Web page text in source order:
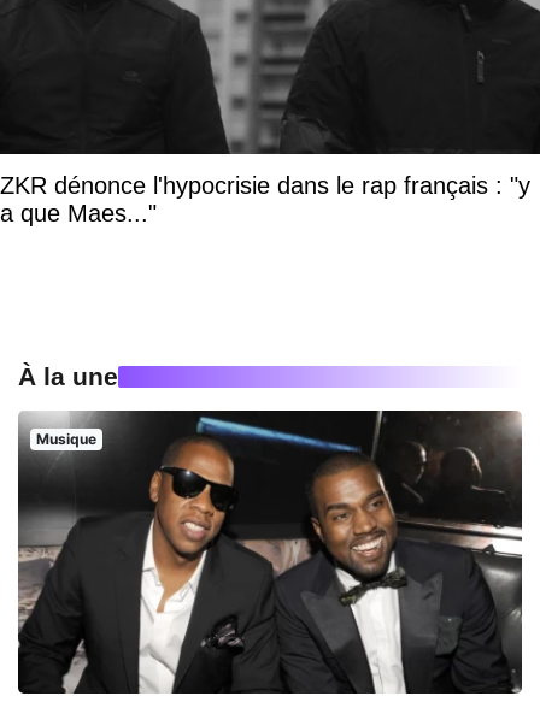
ZKR dénonce l'hypocrisie dans le rap français : "y
a que Maes..."
À la une
Musique